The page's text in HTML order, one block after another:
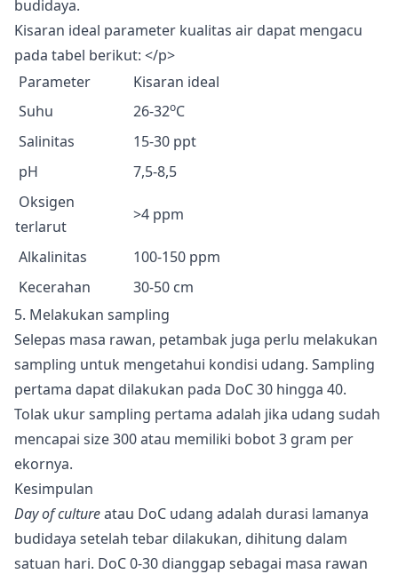
budidaya.
Kisaran ideal parameter kualitas air dapat mengacu
pada tabel berikut: </p>
Parameter
Kisaran ideal
Suhu
26-32oC
Salinitas
15-30 ppt
pH
7,5-8,5
Oksigen
terlarut
>4 ppm
Alkalinitas
100-150 ppm
Kecerahan
30-50 cm
5. Melakukan sampling
Selepas masa rawan, petambak juga perlu melakukan
sampling untuk mengetahui kondisi udang. Sampling
pertama dapat dilakukan pada DoC 30 hingga 40.
Tolak ukur sampling pertama adalah jika udang sudah
mencapai size 300 atau memiliki bobot 3 gram per
ekornya.
Kesimpulan
Day of cultureatau DoC udang adalah durasi lamanya
budidaya setelah tebar dilakukan, dihitung dalam
satuan hari. DoC 0-30 dianggap sebagai masa rawan